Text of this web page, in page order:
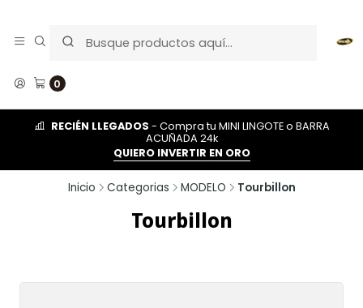
0
RECIÉN LLEGADOS - Compra tu MINI LINGOTE o BARRA
ACUÑADA 24k
QUIERO INVERTIR EN ORO
Inicio Categorias MODELO Tourbillon
Tourbillon